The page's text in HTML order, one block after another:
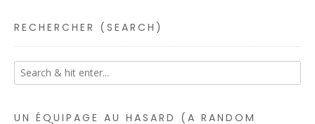
RECHERCHER (SEARCH)
UN ÉQUIPAGE AU HASARD (A RANDOM